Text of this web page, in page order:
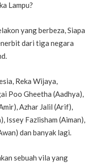
Lampu?
yang berbeza, Siapa
dari tiga negara
Reka Wijaya,
Poo Gheetha (Aadhya),
Azhar Jalil (Arif),
Issey Fazlisham (Aiman),
dan banyak lagi.
sebuah vila yang